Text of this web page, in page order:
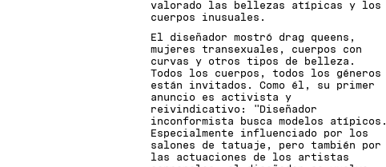
valorado las bellezas atípicas y los
cuerpos inusuales.
El diseñador mostró drag queens,
mujeres transexuales, cuerpos con
curvas y otros tipos de belleza.
Todos los cuerpos, todos los géneros
están invitados. Como él, su primer
anuncio es activista y
reivindicativo: "Diseñador
inconformista busca modelos atípicos.
Especialmente influenciado por los
salones de tatuaje, pero también por
las actuaciones de los artistas